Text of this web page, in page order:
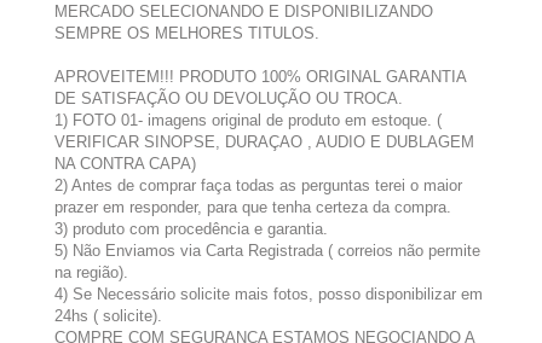
MERCADO SELECIONANDO E DISPONIBILIZANDO
SEMPRE OS MELHORES TITULOS.
APROVEITEM!!! PRODUTO 100% ORIGINAL GARANTIA
DE SATISFAÇÃO OU DEVOLUÇÃO OU TROCA.
1) FOTO 01- imagens original de produto em estoque. (
VERIFICAR SINOPSE, DURAÇAO , AUDIO E DUBLAGEM
NA CONTRA CAPA)
2) Antes de comprar faça todas as perguntas terei o maior
prazer em responder, para que tenha certeza da compra.
3) produto com procedência e garantia.
5) Não Enviamos via Carta Registrada ( correios não permite
na região).
4) Se Necessário solicite mais fotos, posso disponibilizar em
24hs ( solicite).
COMPRE COM SEGURANÇA ESTAMOS NEGOCIANDO A